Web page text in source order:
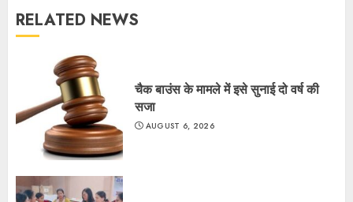
RELATED NEWS
चैक बाउंस के मामले में इसे सुनाई दो वर्ष की
सजा
AUGUST 6, 2026